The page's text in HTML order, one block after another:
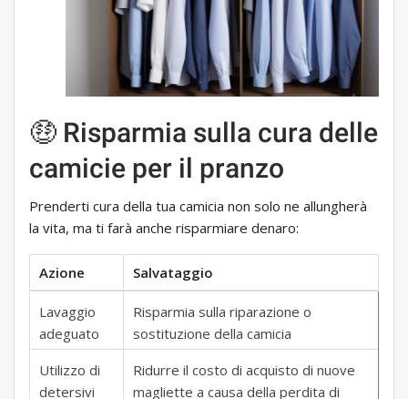
🤑 Risparmia sulla cura delle
camicie per il pranzo
Prenderti cura della tua camicia non solo ne allungherà
la vita, ma ti farà anche risparmiare denaro:
Azione Salvataggio
Lavaggio
adeguato
Risparmia sulla riparazione o
sostituzione della camicia
Utilizzo di
detersivi
Ridurre il costo di acquisto di nuove
magliette a causa della perdita di